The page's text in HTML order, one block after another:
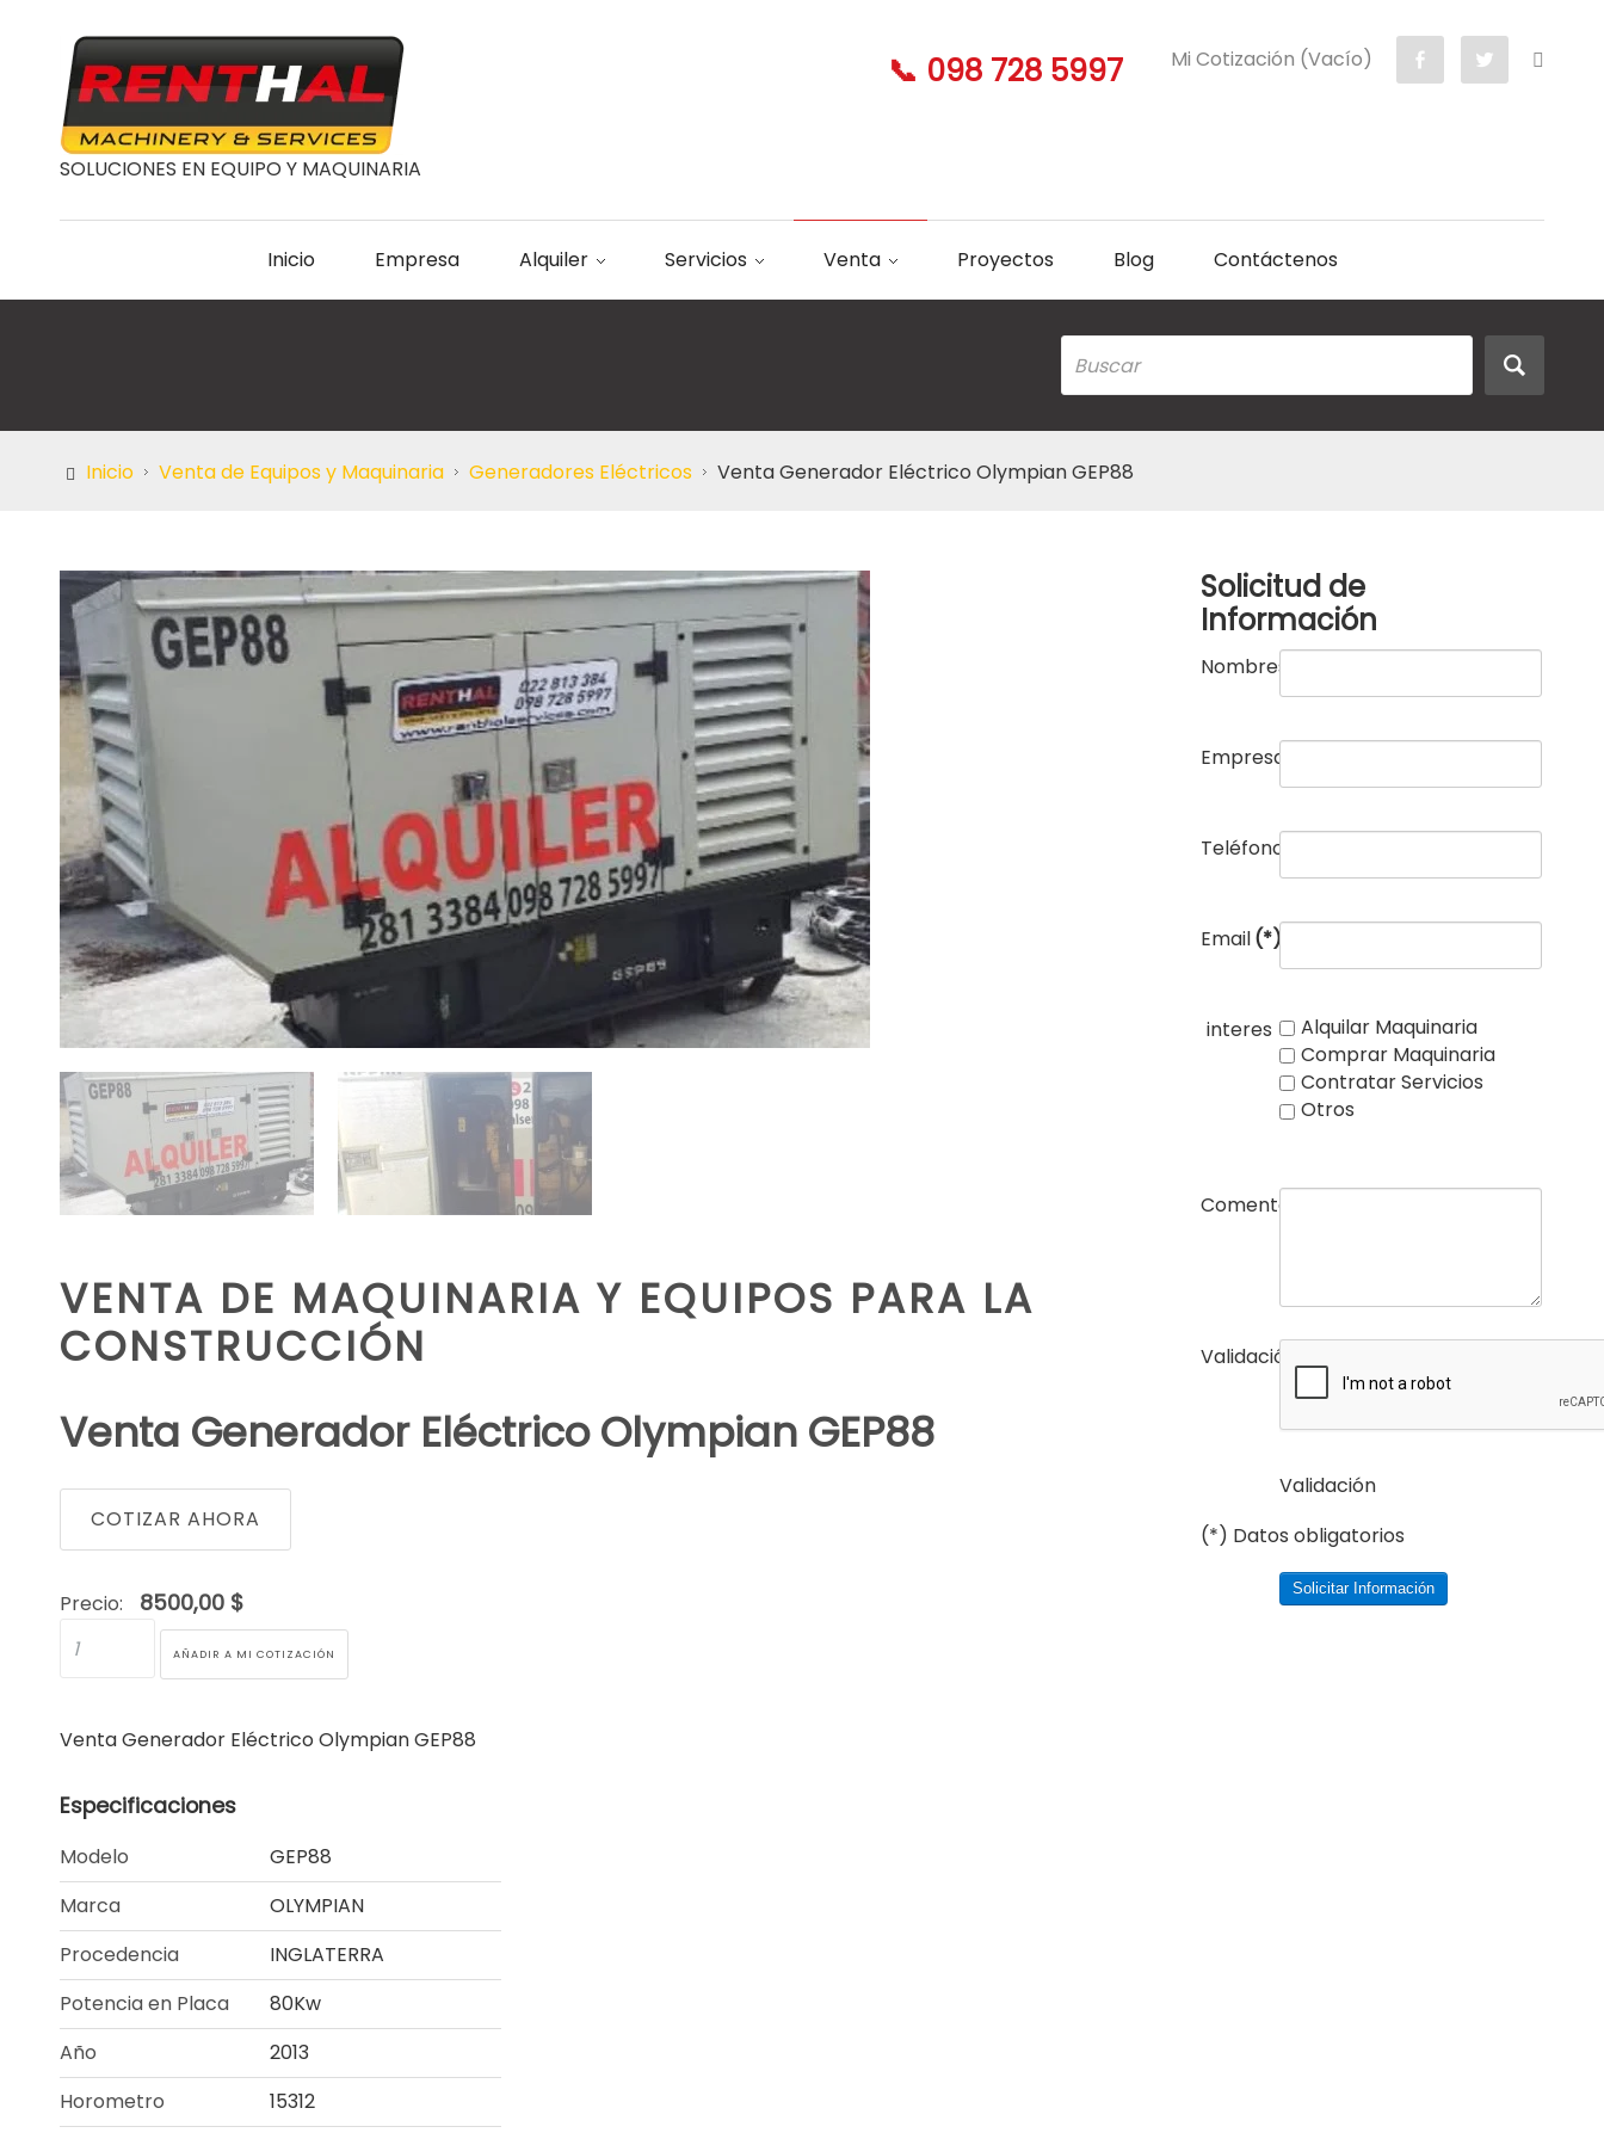
SOLUCIONES EN EQUIPO Y MAQUINARIA
Mi Cotización (Vacío)
📞 098 728 5997
Inicio Empresa Alquiler Servicios Venta Proyectos Blog Contáctenos
Inicio Venta de Equipos y Maquinaria Generadores Eléctricos Venta Generador Eléctrico Olympian GEP88
VENTA DE MAQUINARIA Y EQUIPOS PARA LA
CONSTRUCCIÓN
Venta Generador Eléctrico Olympian GEP88
COTIZAR AHORA
Precio: 8500,00 $
Venta Generador Eléctrico Olympian GEP88
Especificaciones
Modelo
GEP88
Marca
OLYMPIAN
Procedencia
INGLATERRA
Potencia en Placa
80Kw
Año
2013
Horometro
15312
Solicitud de
Información
Nombres
Empresa
Teléfono
Email(*)
interes
Alquilar Maquinaria
Comprar Maquinaria
Contratar Servicios
Otros
Comentarios
Validación
Validación
(*) Datos obligatorios
Solicitar Información